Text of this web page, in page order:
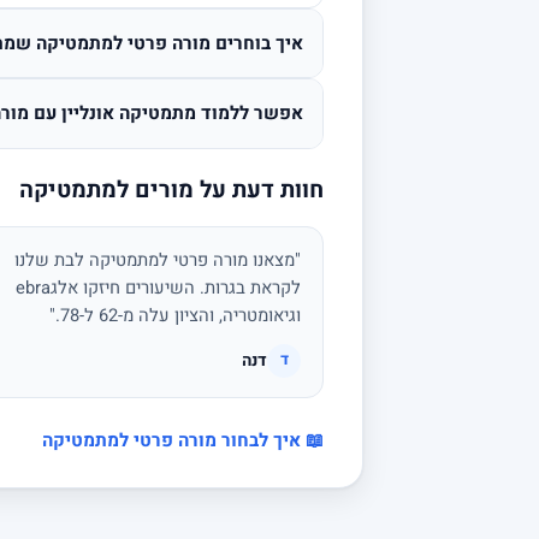
איך בוחרים מורה פרטי למתמטיקה
אפשר ללמוד מתמטיקה אונליין עם
חוות דעת על מורים למתמטיקה
"מצאנו מורה פרטי למתמטיקה לבת שלנו
לקראת בגרות. השיעורים חיזקו אלגebra
וגיאומטריה, והציון עלה מ-62 ל-78."
ד דנה
📖 איך לבחור מורה פרטי למתמטיקה